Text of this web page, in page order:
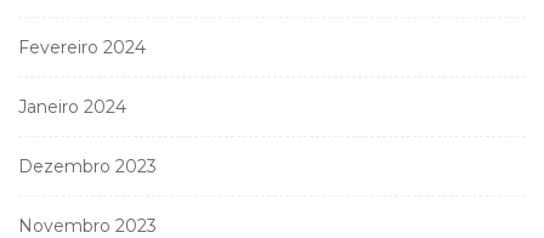
Fevereiro 2024
Janeiro 2024
Dezembro 2023
Novembro 2023